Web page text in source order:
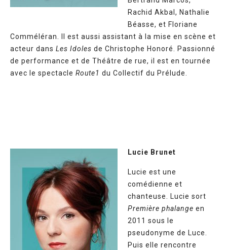
Rachid Akbal, Nathalie
Béasse, et Floriane
Comméléran. Il est aussi assistant à la mise en scène et
acteur dans Les Idoles de Christophe Honoré. Passionné
de performance et de Théâtre de rue, il est en tournée
avec le spectacle Route1 du Collectif du Prélude.
Lucie Brunet
Lucie est une
comédienne et
chanteuse. Lucie sort
Première phalange en
2011 sous le
pseudonyme de Luce.
Puis elle rencontre